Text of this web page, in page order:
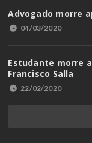
Advogado morre
04/03/2020
Estudante morre
Francisco Salla
22/02/2020